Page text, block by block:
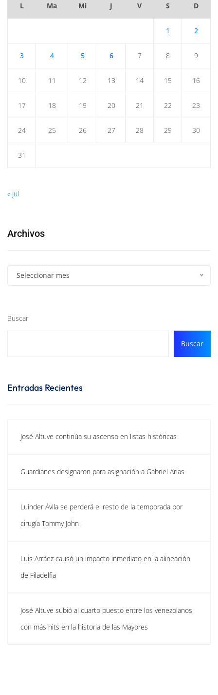
L Ma Mi J V S D
1 2
3 4 5 6 7 8 9
10 11 12 13 14 15 16
17 18 19 20 21 22 23
24 25 26 27 28 29 30
31
« Jul
Archivos
Seleccionar mes
Buscar
Buscar
Entradas Recientes
José Altuve continúa su ascenso en listas históricas
Guardianes designaron para asignación a Gabriel Arias
Luinder Ávila se perderá el resto de la temporada por
cirugía Tommy John
Luis Arráez causó un impacto inmediato en la alineación
de Filadelfia
José Altuve subió al cuarto puesto entre los venezolanos
con más hits en la historia de las Mayores